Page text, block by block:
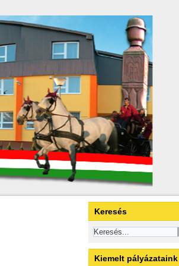
Keresés
Kiemelt pályázataink